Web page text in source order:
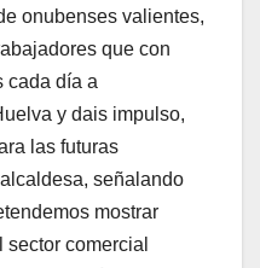
onubenses valientes,
que con
cada día a
y dais impulso,
las futuras
señalando
mostrar
comercial